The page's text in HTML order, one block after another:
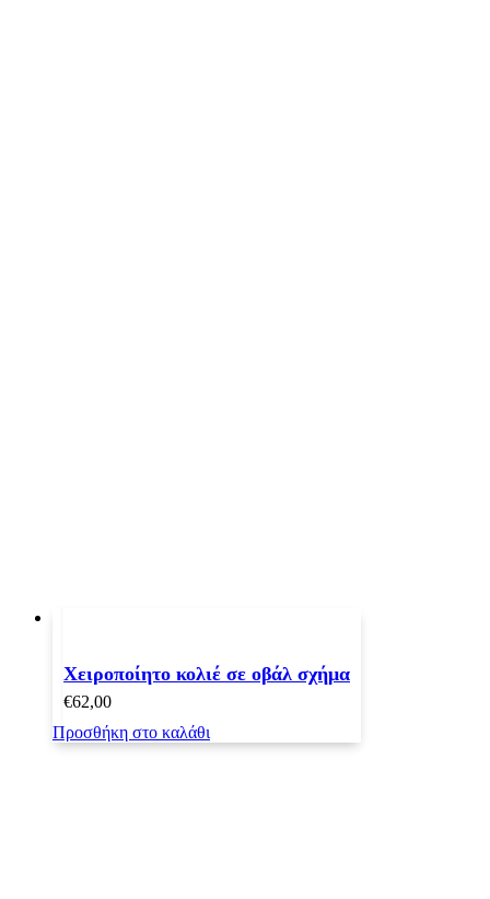
Χειροποίητο κολιέ σε οβάλ σχήμα
€62,00
Προσθήκη στο καλάθι